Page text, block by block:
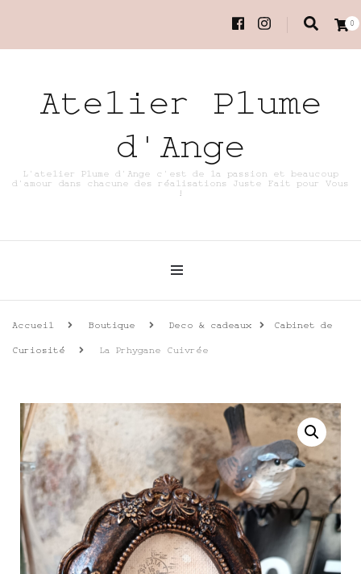
0
Atelier Plume
d'Ange
L'atelier Plume d'Ange c'est de la passion et beaucoup
d'amour dans chacune des réalisations Juste Fait pour Vous
!
Accueil Boutique Deco & cadeaux Cabinet de
Curiosité La Prhygane Cuivrée